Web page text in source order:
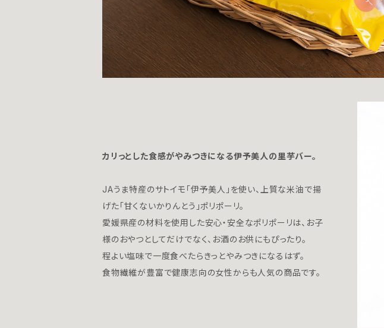
カリっとした食感がやみつきになる伊予美人の里芋バー。
JAうま特産のサトイモ「伊予美人」を使い、上質な米油で揚
げた「甘くないかりんとう」ポリポーリ。
愛媛県産の材料を使用した安心・安全なポリポーリは、お子
様のおやつとしてだけでなく、お酒のお供にもぴったり。
程よい塩味で一度食べたらきっとやみつきになるはず。
食物繊維が豊富で健康志向の女性からも人気の商品です。